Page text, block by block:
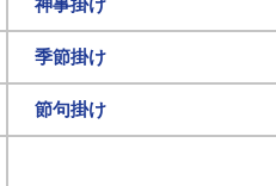
神事掛け
季節掛け
節句掛け